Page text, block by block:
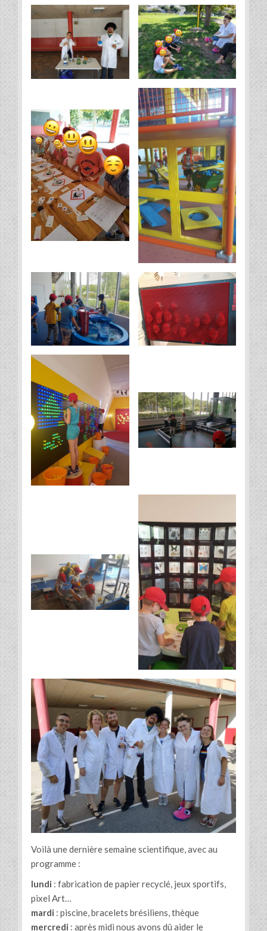
Voilà une dernière semaine scientifique, avec au
programme :
lundi : fabrication de papier recyclé, jeux sportifs,
pixel Art…
mardi : piscine, bracelets brésiliens, thèque
mercredi : après midi nous avons dû aider le